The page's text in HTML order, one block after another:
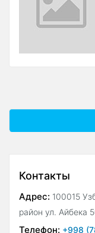
Контакты
Адрес: 100015
район ул. Айбека
Телефон: +998